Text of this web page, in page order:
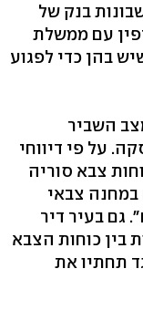
בנק של
עם ממשלת
בהן כדי לפגוע
השביר
על פי דיווחי
צבא סוריה
במחנה צבאי
גם בעיר דיר
בין כוחות הצבא
תחתיו את